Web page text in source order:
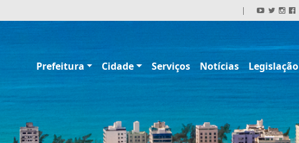
|
Prefeitura Cidade Serviços Notícias Legislação